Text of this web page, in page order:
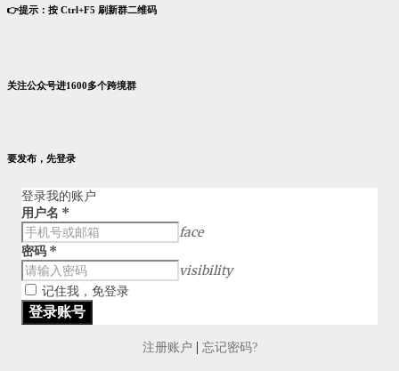
👉提示：按 Ctrl+F5 刷新群二维码
关注公众号进1600多个跨境群
要发布，先登录
登录我的账户
用户名 *
face
密码 *
visibility
记住我，免登录
注册账户 | 忘记密码?